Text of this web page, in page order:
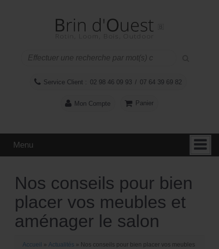
Service Client : 02 98 46 09 93 / 07 64 39 69 82
Mon Compte Panier
Menu
Nos conseils pour bien
placer vos meubles et
aménager le salon
Accueil » Actualités » Nos conseils pour bien placer vos meubles